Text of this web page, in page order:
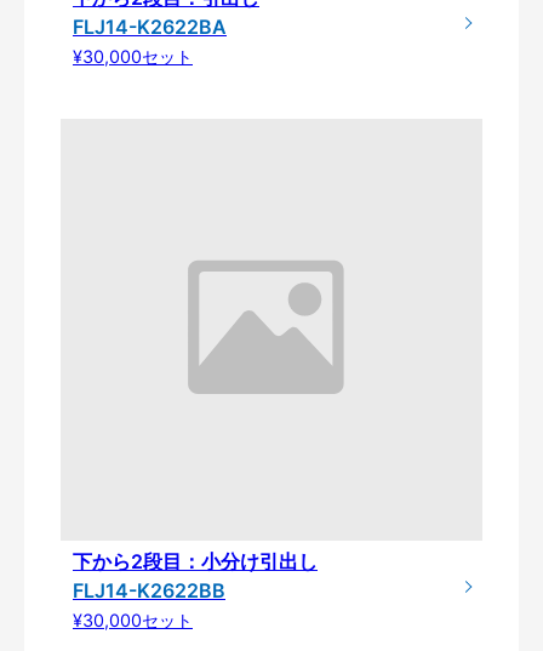
FLJ14-K2622BA
¥30,000セット
下から2段目：小分け引出し
FLJ14-K2622BB
¥30,000セット